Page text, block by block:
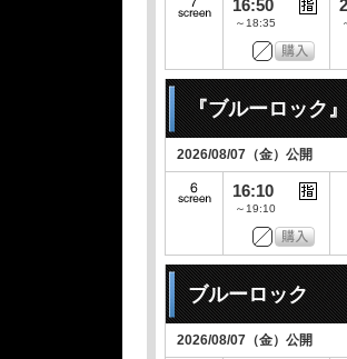
16:50
～18:35
『ブルーロック
2026/08/07（金）公開
16:10
～19:10
ブルーロック
2026/08/07（金）公開